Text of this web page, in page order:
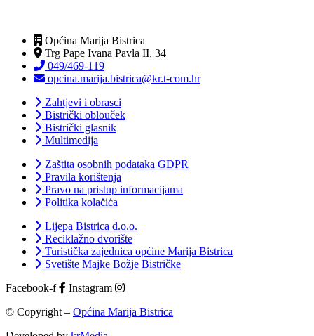
Općina Marija Bistrica
Trg Pape Ivana Pavla II, 34
049/469-119
opcina.marija.bistrica@kr.t-com.hr
Zahtjevi i obrasci
Bistrički oblouček
Bistrički glasnik
Multimedija
Zaštita osobnih podataka GDPR
Pravila korištenja
Pravo na pristup informacijama
Politika kolačića
Lijepa Bistrica d.o.o.
Reciklažno dvorište
Turistička zajednica općine Marija Bistrica
Svetište Majke Božje Bistričke
Facebook-f
Instagram
© Copyright – Općina Marija Bistrica